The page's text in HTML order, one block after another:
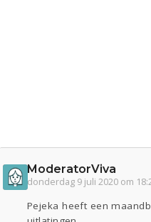
ModeratorViva
donderdag 9 juli 2020 om
Pejeka heeft een